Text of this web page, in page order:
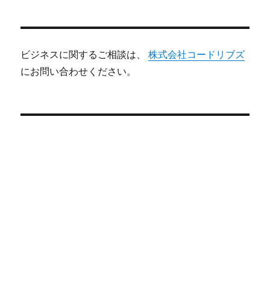
ビジネスに関するご相談は、株式会社コードリブズ
にお問い合わせください。